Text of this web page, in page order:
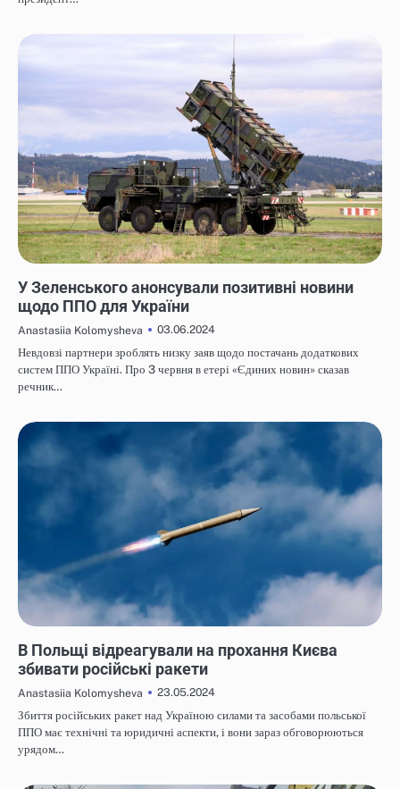
У Зеленського анонсували позитивні новини
щодо ППО для України
Anastasiia Kolomysheva
03.06.2024
Невдовзі партнери зроблять низку заяв щодо постачань додаткових
систем ППО Україні. Про 3 червня в етері «Єдиних новин» сказав
речник…
В Польщі відреагували на прохання Києва
збивати російські ракети
Anastasiia Kolomysheva
23.05.2024
Збиття російських ракет над Україною силами та засобами польської
ППО має технічні та юридичні аспекти, і вони зараз обговорюються
урядом…